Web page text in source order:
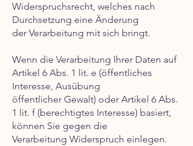
Widerspruchsrecht, welches nach
Durchsetzung eine Änderung
der Verarbeitung mit sich bringt.
Wenn die Verarbeitung Ihrer Daten auf
Artikel 6 Abs. 1 lit. e (öffentliches
Interesse, Ausübung
öffentlicher Gewalt) oder Artikel 6 Abs.
1 lit. f (berechtigtes Interesse) basiert,
können Sie gegen die
Verarbeitung Widerspruch einlegen.